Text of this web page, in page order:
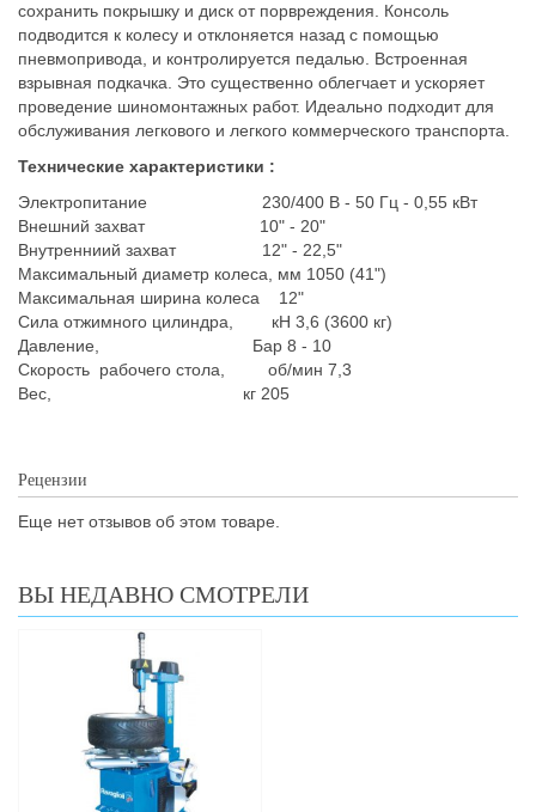
сохранить покрышку и диск от порвреждения. Консоль
подводится к колесу и отклоняется назад c помощью
пневмопривода, и контролируется педалью. Встроенная
взрывная подкачка. Это существенно облегчает и ускоряет
проведение шиномонтажных работ. Идеально подходит для
обслуживания легкового и легкого коммерческого транспорта.
Технические характеристики :
Электропитание 230/400 В - 50 Гц - 0,55 кВт
Внешний захват 10" - 20"
Внутренниий захват 12" - 22,5"
Максимальный диаметр колеса, мм 1050 (41")
Максимальная ширина колеса 12"
Сила отжимного цилиндра, кН 3,6 (3600 кг)
Давление, Бар 8 - 10
Скорость рабочего стола, об/мин 7,3
Вес, кг 205
Рецензии
Еще нет отзывов об этом товаре.
ВЫ НЕДАВНО СМОТРЕЛИ